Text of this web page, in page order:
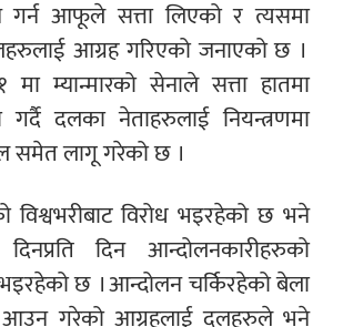
गर्न आफूले सत्ता लिएको र त्यसमा
आग्रह गरिएको जनाएको छ ।
मा म्यान्मारको सेनाले सत्ता हातमा
दलका नेताहरुलाई नियन्त्रणमा
समेत लागू गरेको छ ।
विरोध भइरहेको छ भने
दिन आन्दोलनकारीहरुको
छ । आन्दोलन चर्किरहेको बेला
आउन गरेको आग्रहलाई दलहरुले भने